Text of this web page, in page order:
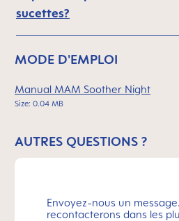
sucettes?
MODE D'EMPLOI
Manual MAM Soother Night
Size: 0.04 MB
AUTRES QUESTIONS ?
Envoyez-nous un
recontacterons dans les